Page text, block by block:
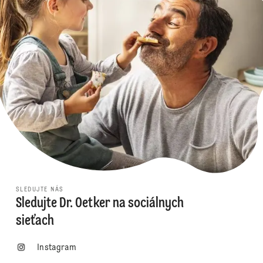
SLEDUJTE NÁS
Sledujte Dr. Oetker na sociálnych
sieťach
Instagram